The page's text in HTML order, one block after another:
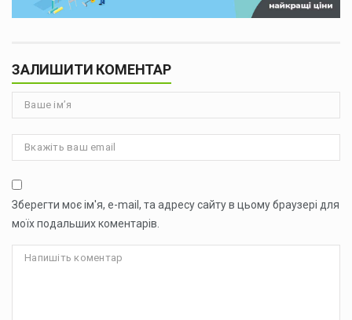
ЗАЛИШИТИ КОМЕНТАР
Зберегти моє ім'я, e-mail, та адресу сайту в цьому браузері для
моїх подальших коментарів.